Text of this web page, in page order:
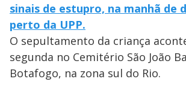
sinais de estupro, na manhã de
perto da UPP.
O sepultamento da criança
segunda no Cemitério São João
Botafogo, na zona sul do Rio.